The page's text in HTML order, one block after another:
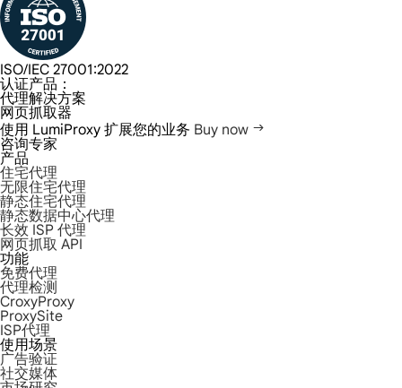
ISO/IEC 27001:2022
认证产品：
代理解决方案
网页抓取器
使用 LumiProxy 扩展您的业务 Buy now
咨询专家
产品
住宅代理
无限住宅代理
静态住宅代理
静态数据中心代理
长效 ISP 代理
网页抓取 API
功能
免费代理
代理检测
CroxyProxy
ProxySite
ISP代理
使用场景
广告验证
社交媒体